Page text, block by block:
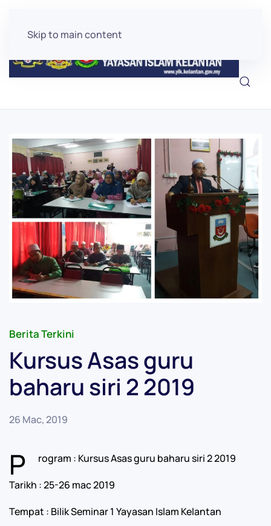
Skip to main content
Berita Terkini
Kursus Asas guru
baharu siri 2 2019
26 Mac, 2019
P
rogram : Kursus Asas guru baharu siri 2 2019
Tarikh : 25-26 mac 2019
Tempat : Bilik Seminar 1 Yayasan Islam Kelantan